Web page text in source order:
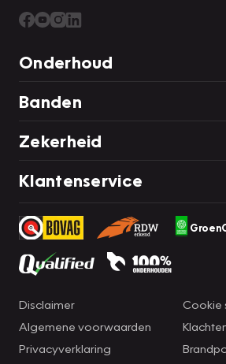
Onderhoud
Banden
Zekerheid
Klantenservice
Disclaimer
Algemene voorwaarden
Privacyverklaring
Cookie